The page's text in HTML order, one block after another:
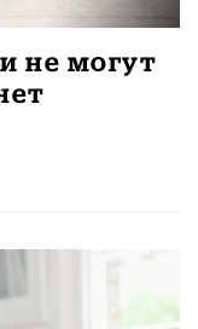
не могут